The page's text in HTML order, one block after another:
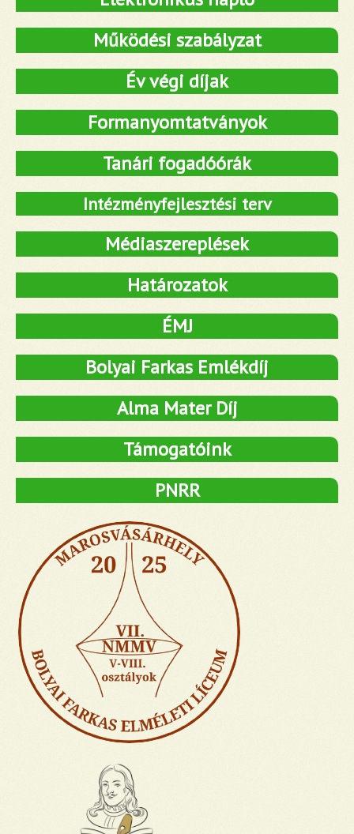
Működési szabályzat
Év végi díjak
Formanyomtatványok
Tanári fogadóórák
Intézményfejlesztési terv
Médiaszereplések
Határozatok
ÉMJ
Bolyai Farkas Emlékdíj
Alma Mater Díj
Támogatóink
PNRR